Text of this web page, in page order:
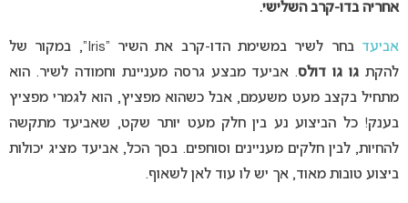
אחריה בדו-קרב השלישי.
אביעד
בחר לשיר במשימת הדו-קרב את השיר “Iris”, במקור של
להקת גו גו דולס. אביעד מבצע גרסה מעניינת וחמודה לשיר. הוא
מתחיל בקצב מעט משעמם, אבל כשהוא מפציץ, הוא לגמרי מפציץ
בענק! כל הביצוע נע בין חלק מעט יותר שקט, שאביעד מתקשה
להחיות, לבין חלקים מעניינים וסוחפים. בסך הכל, אביעד מציג יכולות
ביצוע טובות מאוד, אך יש לו עוד לאן לשאוף.